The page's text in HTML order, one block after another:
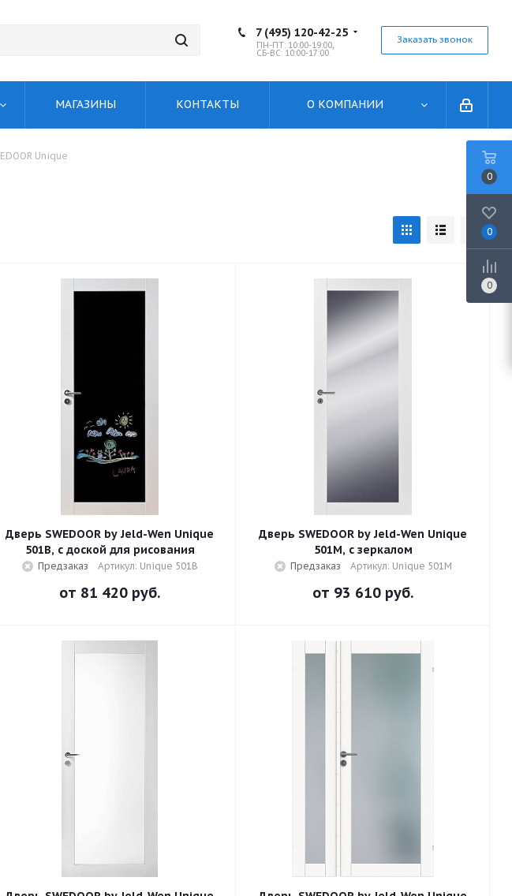
7 (495) 120-42-25
ПН-ПТ: 10:00-19:00,
СБ-ВС: 10:00-17:00.
Заказать звонок
МАГАЗИНЫ КОНТАКТЫ О КОМПАНИИ
Unique
Дверь SWEDOOR by Jeld-Wen Unique
501B, с доской для рисования
Предзаказ Артикул: Unique 501B
от 81 420 руб.
Дверь SWEDOOR by Jeld-Wen Unique
501M, с зеркалом
Предзаказ Артикул: Unique 501M
от 93 610 руб.
0
0
0